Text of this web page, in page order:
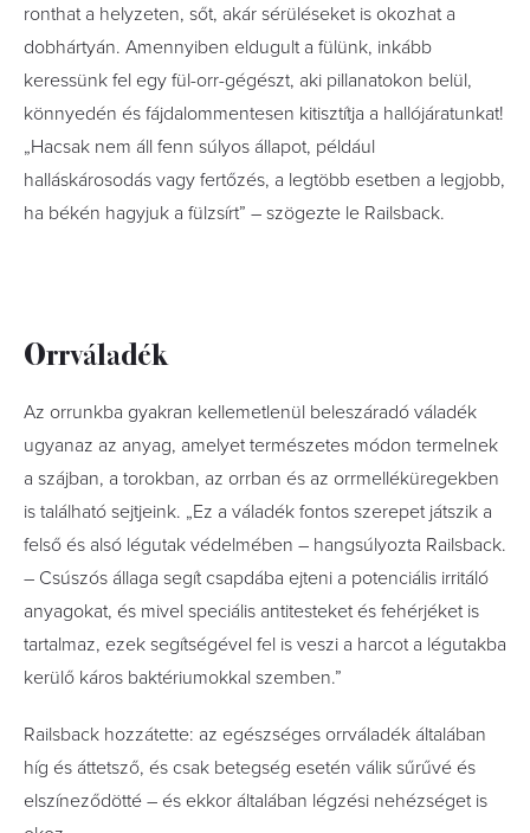
ronthat a helyzeten, sőt, akár sérüléseket is okozhat a
dobhártyán. Amennyiben eldugult a fülünk, inkább
keressünk fel egy fül-orr-gégészt, aki pillanatokon belül,
könnyedén és fájdalommentesen kitisztítja a hallójáratunkat!
„Hacsak nem áll fenn súlyos állapot, például
halláskárosodás vagy fertőzés, a legtöbb esetben a legjobb,
ha békén hagyjuk a fülzsírt” – szögezte le Railsback.
Orrváladék
Az orrunkba gyakran kellemetlenül beleszáradó váladék
ugyanaz az anyag, amelyet természetes módon termelnek
a szájban, a torokban, az orrban és az orrmelléküregekben
is található sejtjeink. „Ez a váladék fontos szerepet játszik a
felső és alsó légutak védelmében – hangsúlyozta Railsback.
– Csúszós állaga segít csapdába ejteni a potenciális irritáló
anyagokat, és mivel speciális antitesteket és fehérjéket is
tartalmaz, ezek segítségével fel is veszi a harcot a légutakba
kerülő káros baktériumokkal szemben.”
Railsback hozzátette: az egészséges orrváladék általában
híg és áttetsző, és csak betegség esetén válik sűrűvé és
elszíneződötté – és ekkor általában légzési nehézséget is